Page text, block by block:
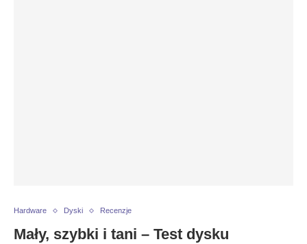
Hardware Dyski Recenzje
Mały, szybki i tani – Test dysku